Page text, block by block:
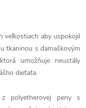
veľkostiach aby uspokojil
tkaninou s damaškovým
umožňuje neustály
dieťaťa.
polyetherovej peny s